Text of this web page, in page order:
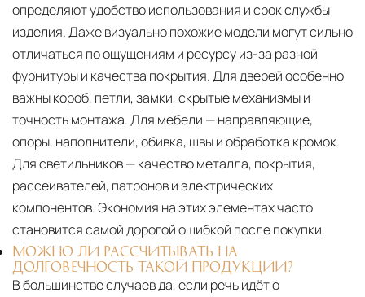
определяют удобство использования и срок службы
изделия. Даже визуально похожие модели могут сильно
отличаться по ощущениям и ресурсу из-за разной
фурнитуры и качества покрытия. Для дверей особенно
важны короб, петли, замки, скрытые механизмы и
точность монтажа. Для мебели — направляющие,
опоры, наполнители, обивка, швы и обработка кромок.
Для светильников — качество металла, покрытия,
рассеивателей, патронов и электрических
компонентов. Экономия на этих элементах часто
становится самой дорогой ошибкой после покупки.
МОЖНО ЛИ РАССЧИТЫВАТЬ НА
ДОЛГОВЕЧНОСТЬ ТАКОЙ ПРОДУКЦИИ?
В большинстве случаев да, если речь идёт о